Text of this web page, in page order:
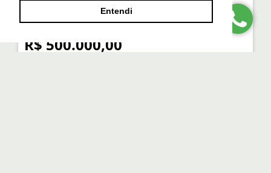
Entendi
R$ 500.000,00